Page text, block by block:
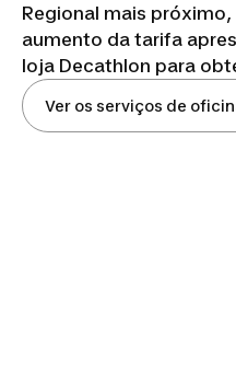
Regional mais
aumento da tarifa
loja Decathlon para
Ver os serviços de